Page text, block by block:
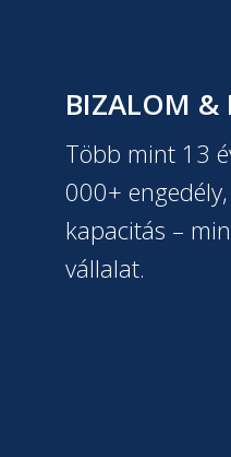
BIZALOM &
Több mint 13
000+
kapacitás –
vállalat.